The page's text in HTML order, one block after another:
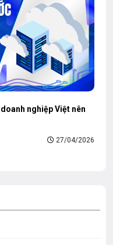
nghiệp Việt nên
27/04/2026